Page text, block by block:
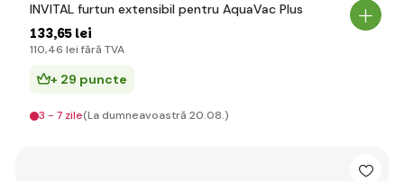
INVITAL furtun extensibil pentru AquaVac Plus
133,65 lei
110,46 lei fără TVA
+ 29 puncte
3 - 7 zile(La dumneavoastră 20.08.)